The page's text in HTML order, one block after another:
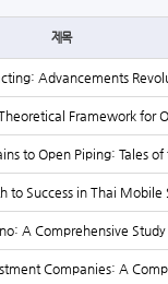
제목
Advancements
Framework for
to Open Piping: Tales of
to Success in Thai Mobile
A Comprehensive Study
Companies: A